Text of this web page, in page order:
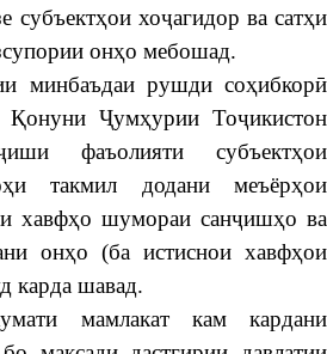
субъектҳои хоҷагидор ва сатҳи
онҳо мебошад.
минбаъдаи рушди соҳибкорӣ
Қонуни Ҷумҳурии Тоҷикистон
фаъолияти субъектҳои
такмил додани меъёрҳои
хавфҳо шумораи санҷишҳо ва
онҳо (ба истиснои хавфҳои
карда шавад.
мамлакат кам кардани